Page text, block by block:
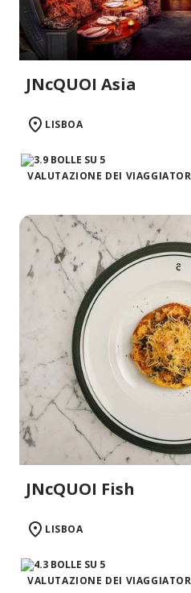
JNcQUOI Asia
LISBOA
VALUTAZIONE DEI
JNcQUOI Fish
LISBOA
VALUTAZIONE DEI